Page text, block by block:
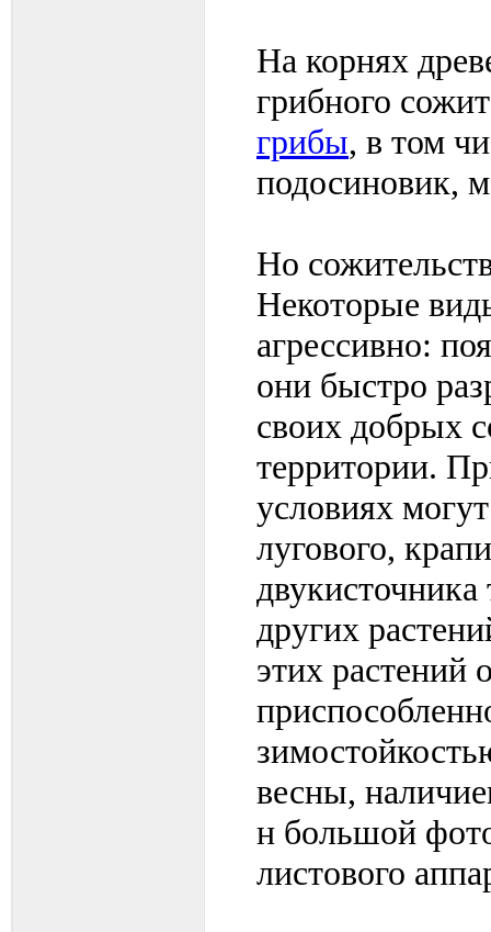
На корнях
грибного
грибы, в том
подосиновик,
Но
Некоторые
агрессивно:
они быстро
своих добрых
территории.
условиях
лугового,
других
этих растений
весны,
н большой
листового